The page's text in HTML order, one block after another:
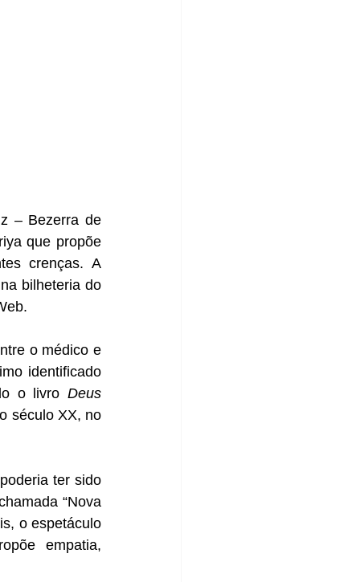
– Bezerra de
que propõe
crenças. A
bilheteria do
o médico e
identificado
o livro Deus
século XX, no
ter sido
“Nova
o espetáculo
empatia,